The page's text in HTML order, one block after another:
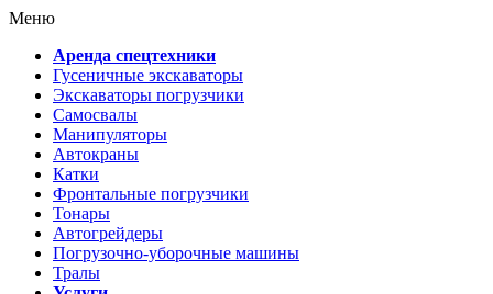
Меню
Аренда спецтехники
Гусеничные экскаваторы
Экскаваторы погрузчики
Самосвалы
Манипуляторы
Автокраны
Катки
Фронтальные погрузчики
Тонары
Автогрейдеры
Погрузочно-уборочные машины
Тралы